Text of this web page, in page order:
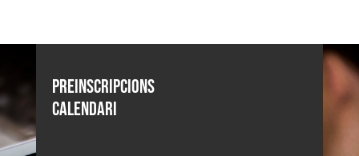
Preinscripcions
calendari